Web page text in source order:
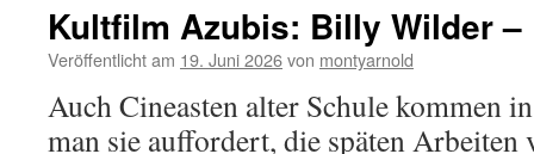
Kultfilm Azubis: Billy Wilder –
Veröffentlicht am 19. Juni 2026von montyarnold
Auch Cineasten alter Schule kommen
man sie auffordert, die späten